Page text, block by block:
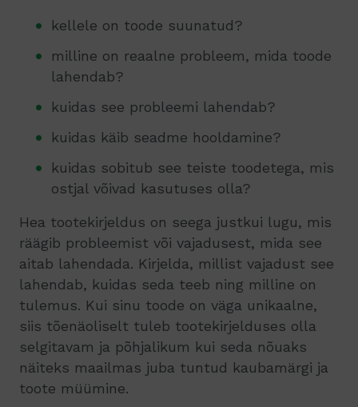
kellele on toode suunatud?
milline on reaalne probleem, mida toode
lahendab?
kuidas see probleemi lahendab?
kuidas käib seadme hooldamine?
kuidas sobitub see teiste toodetega, mis
ostjal võivad kasutuses olla?
Hea tootekirjeldus on seega justkui lugu, mis
räägib probleemist või vajadusest, mida see
aitab lahendada. Kirjelda, millist vajadust see
lahendab, kuidas seda teeb ning milline on
tulemus. Kui sinu toode on väga unikaalne,
siis tõenäoliselt tuleb tootekirjelduses olla
selgitavam ja põhjalikum kui seda nõuaks
näiteks maailmas juba tuntud kaubamärgi ja
toote müümine.